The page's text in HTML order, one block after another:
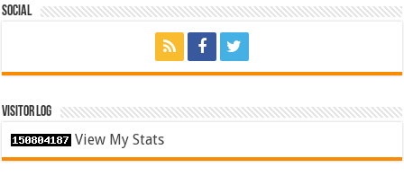
Social
Visitor Log
View My Stats